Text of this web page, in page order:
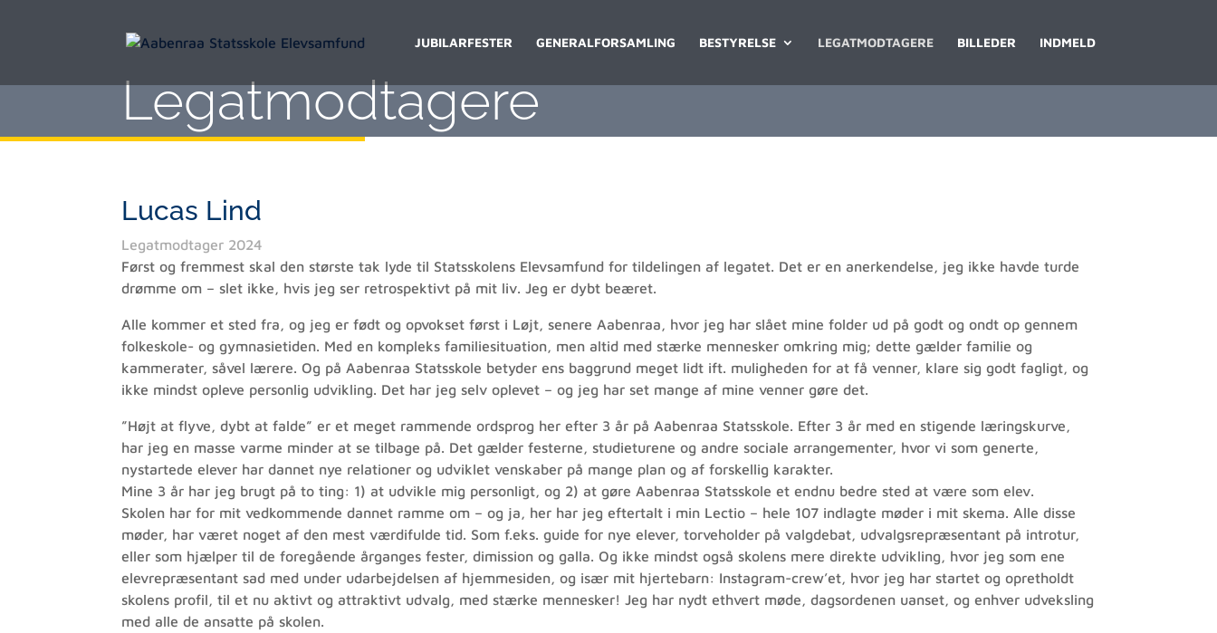
JUBILARFESTER GENERALFORSAMLING BESTYRELSE LEGATMODTAGERE BILLEDER INDMELD
Legatmodtagere
Lucas Lind
Legatmodtager 2024
Først og fremmest skal den største tak lyde til Statsskolens Elevsamfund for tildelingen af legatet. Det er en anerkendelse, jeg ikke havde turde
drømme om – slet ikke, hvis jeg ser retrospektivt på mit liv. Jeg er dybt beæret.
Alle kommer et sted fra, og jeg er født og opvokset først i Løjt, senere Aabenraa, hvor jeg har slået mine folder ud på godt og ondt op gennem
folkeskole- og gymnasietiden. Med en kompleks familiesituation, men altid med stærke mennesker omkring mig; dette gælder familie og
kammerater, såvel lærere. Og på Aabenraa Statsskole betyder ens baggrund meget lidt ift. muligheden for at få venner, klare sig godt fagligt, og
ikke mindst opleve personlig udvikling. Det har jeg selv oplevet – og jeg har set mange af mine venner gøre det.
”Højt at flyve, dybt at falde” er et meget rammende ordsprog her efter 3 år på Aabenraa Statsskole. Efter 3 år med en stigende læringskurve,
har jeg en masse varme minder at se tilbage på. Det gælder festerne, studieturene og andre sociale arrangementer, hvor vi som generte,
nystartede elever har dannet nye relationer og udviklet venskaber på mange plan og af forskellig karakter.
Mine 3 år har jeg brugt på to ting: 1) at udvikle mig personligt, og 2) at gøre Aabenraa Statsskole et endnu bedre sted at være som elev.
Skolen har for mit vedkommende dannet ramme om – og ja, her har jeg eftertalt i min Lectio – hele 107 indlagte møder i mit skema. Alle disse
møder, har været noget af den mest værdifulde tid. Som f.eks. guide for nye elever, torveholder på valgdebat, udvalgsrepræsentant på introtur,
eller som hjælper til de foregående årganges fester, dimission og galla. Og ikke mindst også skolens mere direkte udvikling, hvor jeg som ene
elevrepræsentant sad med under udarbejdelsen af hjemmesiden, og især mit hjertebarn: Instagram-crew’et, hvor jeg har startet og opretholdt
skolens profil, til et nu aktivt og attraktivt udvalg, med stærke mennesker! Jeg har nydt ethvert møde, dagsordenen uanset, og enhver udveksling
med alle de ansatte på skolen.